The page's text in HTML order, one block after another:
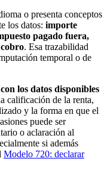
o presenta conceptos
los datos: importe
pagado fuera,
. Esa trazabilidad
temporal o de
los datos disponibles
calificación de la renta,
y la forma en que el
puede ser
o aclaración al
si además
Modelo 720: declarar